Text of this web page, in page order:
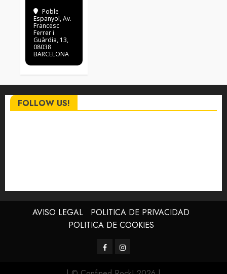
Poble
Espanyol, Av.
Francesc
Ferrer i
Guàrdia, 13,
08038
BARCELONA
FOLLOW US!
AVISO LEGAL
POLITICA DE PRIVACIDAD
POLITICA DE COOKIES
FacebookInstagram